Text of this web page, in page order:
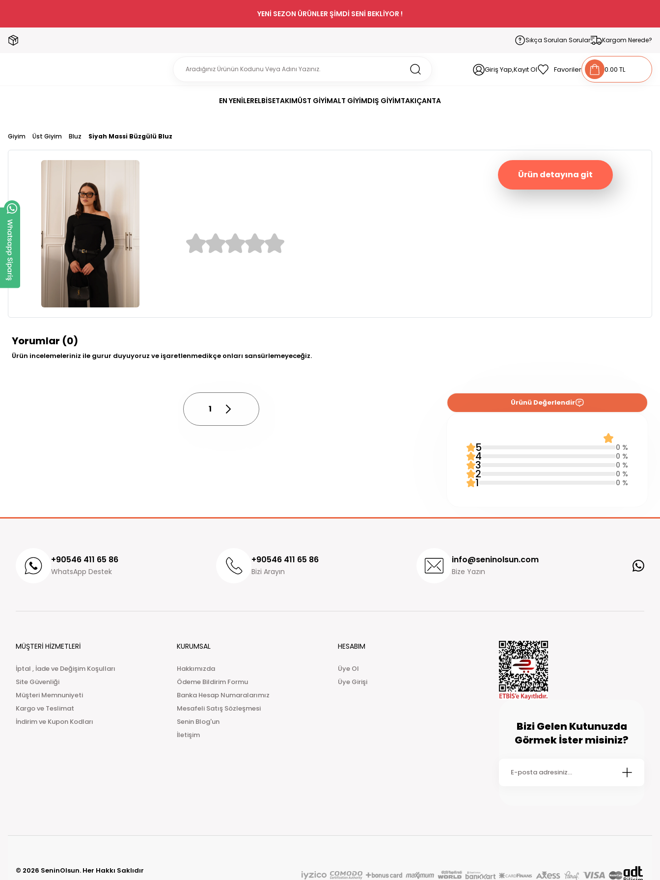
YENİ SEZON ÜRÜNLER ŞİMDİ SENİ BEKLİYOR !
Sıkça Sorulan Sorular Kargom Nerede?
Giriş Yap,Kayıt Ol Favoriler 0.00 TL
EN YENİLERELBİSETAKIMÜST GİYİMALT GİYİMDIŞ GİYİMTAKIÇANTA
Giyim Üst Giyim Bluz Siyah Massi Büzgülü Bluz
Ürün detayına git
Yorumlar (0)
Ürün incelemeleriniz ile gurur duyuyoruz ve işaretlenmedikçe onları sansürlemeyeceğiz.
1
Ürünü Değerlendir
0.0
5 0 %
4 0 %
3 0 %
2 0 %
1 0 %
+90546 411 65 86
WhatsApp Destek
+90546 411 65 86
Bizi Arayın
info@seninolsun.com
Bize Yazın
MÜŞTERİ HİZMETLERİ
İptal , İade ve Değişim Koşulları
Site Güvenliği
Müşteri Memnuniyeti
Kargo ve Teslimat
İndirim ve Kupon Kodları
KURUMSAL
Hakkımızda
Ödeme Bildirim Formu
Banka Hesap Numaralarımız
Mesafeli Satış Sözleşmesi
Senin Blog'un
İletişim
HESABIM
Üye Ol
Üye Girişi
Bizi Gelen Kutunuzda
Görmek İster misiniz?
© 2026 SeninOlsun. Her Hakkı Saklıdır